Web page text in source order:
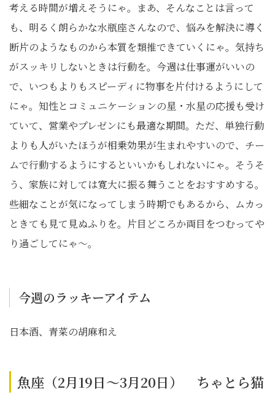
考える時間が増えそうにゃ。まあ、そんなことは言って
も、明るく朗らかな水瓶座さんなので、悩みを解決に導く
断片のようなものから本質を類推できていくにゃ。気持ち
がスッキリしないときは行動を。今週は仕事運がいいの
で、いつもよりもスピーディに物事を片付けるようにして
にゃ。知性とコミュニケーションの星・水星の応援も受け
ていて、営業やプレゼンにも最適な期間。ただ、単独行動
よりも人がいたほうが相乗効果が生まれやすいので、チー
ムで行動するようにするといいかもしれないにゃ。そうそ
う、家族に対しては寛大に振る舞うことをおすすめする。
些細なことが気になってしまう時期でもあるから、ムカっ
ときても見て見ぬふりを。片目どころか両目をつむってや
り過ごしてにゃ〜。
今週のラッキーアイテム
日本酒、青菜の胡麻和え
魚座（2月19日～3月20日） ちゃとら猫